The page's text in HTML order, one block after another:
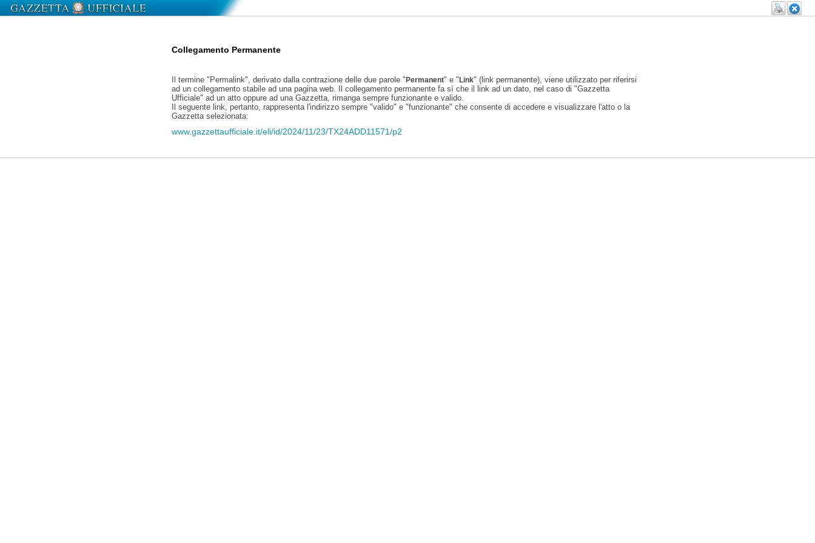
Collegamento Permanente
Il termine "Permalink", derivato dalla contrazione delle due parole "Permanent" e "Link" (link permanente), viene utilizzato per riferirsi
ad un collegamento stabile ad una pagina web. Il collegamento permanente fa sì che il link ad un dato, nel caso di "Gazzetta
Ufficiale" ad un atto oppure ad una Gazzetta, rimanga sempre funzionante e valido.
Il seguente link, pertanto, rappresenta l'indirizzo sempre "valido" e "funzionante" che consente di accedere e visualizzare l'atto o la
Gazzetta selezionata:
www.gazzettaufficiale.it/eli/id/2024/11/23/TX24ADD11571/p2